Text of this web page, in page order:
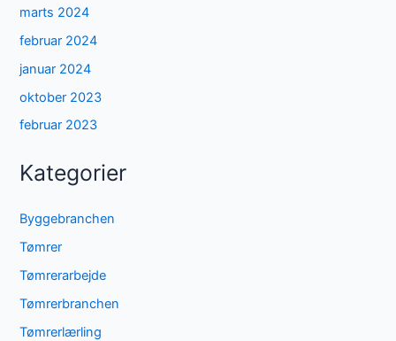
marts 2024
februar 2024
januar 2024
oktober 2023
februar 2023
Kategorier
Byggebranchen
Tømrer
Tømrerarbejde
Tømrerbranchen
Tømrerlærling